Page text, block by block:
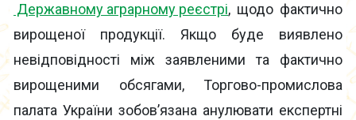
Державному аграрному реєстрі, щодо фактично
вирощеної продукції. Якщо буде виявлено
невідповідності між заявленими та фактично
вирощеними обсягами, Торгово-промислова
палата України зобов’язана анулювати експертні